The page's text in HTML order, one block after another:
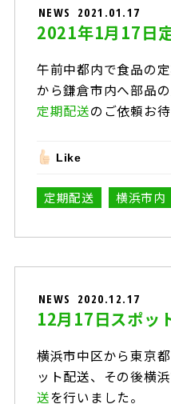
NEWS 2021.01.17
2021年1月17日
午前中都内で食品の
から鎌倉市内へ部品
定期配送のご依頼お
Like
定期配送 横浜市内
NEWS 2020.12.17
12月17日スポッ
横浜市中区から東京
ット配送、その後横
送を行いました。